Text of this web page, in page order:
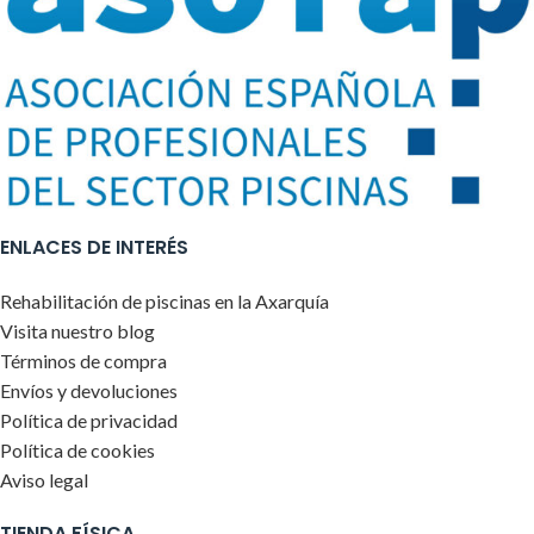
ENLACES DE INTERÉS
Rehabilitación de piscinas en la Axarquía
Visita nuestro blog
Términos de compra
Envíos y devoluciones
Política de privacidad
Política de cookies
Aviso legal